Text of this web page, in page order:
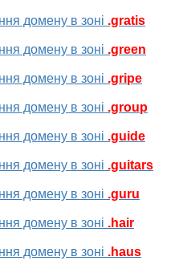
домену в зоні .gratis
домену в зоні .green
домену в зоні .gripe
домену в зоні .group
домену в зоні .guide
домену в зоні .guitars
домену в зоні .guru
домену в зоні .hair
домену в зоні .haus